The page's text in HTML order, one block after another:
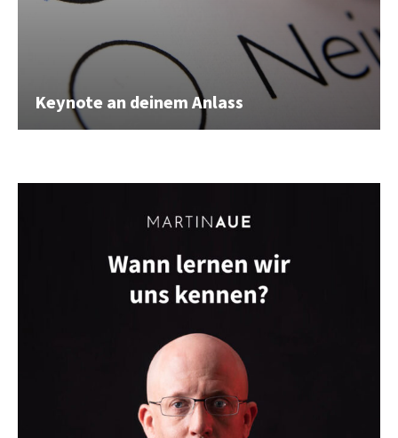
Keynote an deinem Anlass